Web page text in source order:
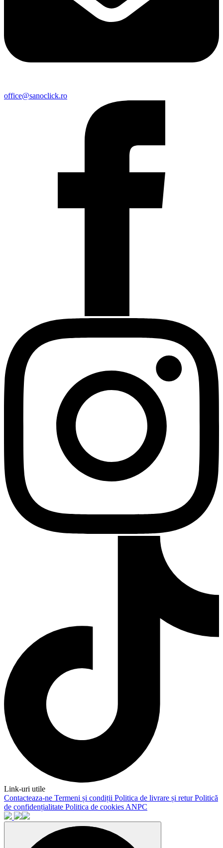
office@sanoclick.ro
Link-uri utile
Contacteaza-ne Termeni și condiții Politica de livrare și returPolitică
de confidențialitate Politica de cookies ANPC